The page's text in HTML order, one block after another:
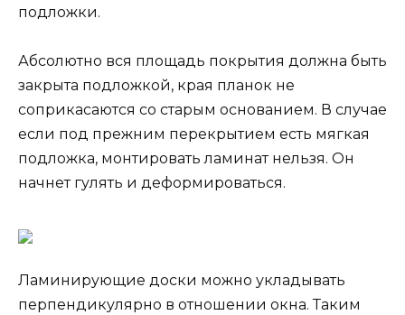
подложки.
Абсолютно вся площадь покрытия должна быть
закрыта подложкой, края планок не
соприкасаются со старым основанием. В случае
если под прежним перекрытием есть мягкая
подложка, монтировать ламинат нельзя. Он
начнет гулять и деформироваться.
Ламинирующие доски можно укладывать
перпендикулярно в отношении окна. Таким